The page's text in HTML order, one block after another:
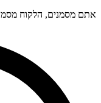
אתם מסמנים, הלקוח